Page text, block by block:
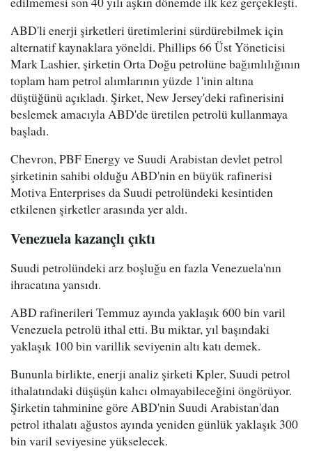
ABD'li enerji şirketleri üretimlerini sürdürebilmek için
alternatif kaynaklara yöneldi. Phillips 66 Üst Yöneticisi
Mark Lashier, şirketin Orta Doğu petrolüne bağımlılığının
toplam ham petrol alımlarının yüzde 1'inin altına
düştüğünü açıkladı. Şirket, New Jersey'deki rafinerisini
beslemek amacıyla ABD'de üretilen petrolü kullanmaya
başladı.
Chevron, PBF Energy ve Suudi Arabistan devlet petrol
şirketinin sahibi olduğu ABD'nin en büyük rafinerisi
Motiva Enterprises da Suudi petrolündeki kesintiden
etkilenen şirketler arasında yer aldı.
Venezuela kazançlı çıktı
Suudi petrolündeki arz boşluğu en fazla Venezuela'nın
ihracatına yansıdı.
ABD rafinerileri Temmuz ayında yaklaşık 600 bin varil
Venezuela petrolü ithal etti. Bu miktar, yıl başındaki
yaklaşık 100 bin varillik seviyenin altı katı demek.
Bununla birlikte, enerji analiz şirketi Kpler, Suudi petrol
ithalatındaki düşüşün kalıcı olmayabileceğini öngörüyor.
Şirketin tahminine göre ABD'nin Suudi Arabistan'dan
petrol ithalatı ağustos ayında yeniden günlük yaklaşık 300
bin varil seviyesine yükselecek.